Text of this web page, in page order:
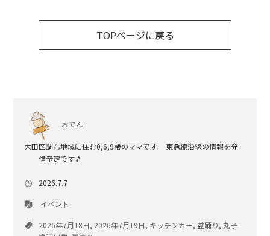
TOPページに戻る
おでん
大田区調布地域に住む0,6,9歳のママです。 東急線沿線の情報を発
信予定です🎵
2026.7.7
イベント
2026年7月18日, 2026年7月19日, キッチンカー, 盆踊り,丸子